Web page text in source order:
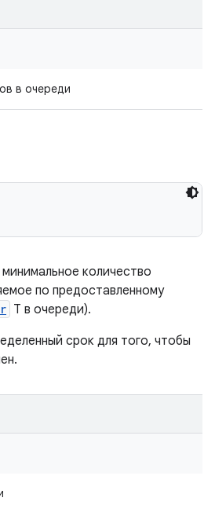
в очереди
количество
по предоставленному
T в очереди).
срок для того, чтобы